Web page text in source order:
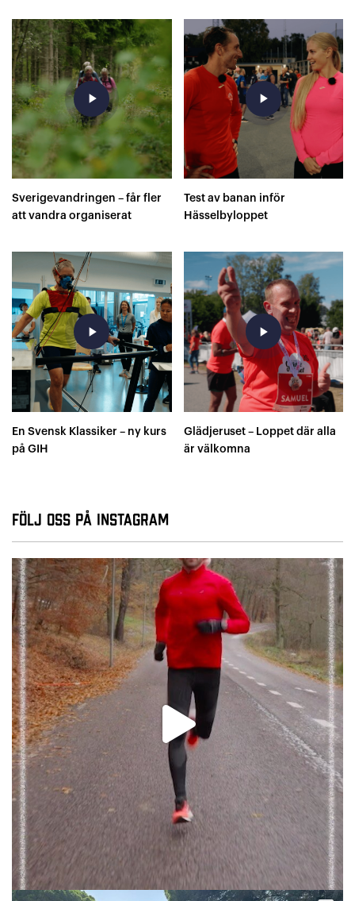
play_arrow
Sverigevandringen – får fler
att vandra organiserat
play_arrow
Test av banan inför
Hässelbyloppet
play_arrow
En Svensk Klassiker – ny kurs
på GIH
play_arrow
Glädjeruset – Loppet där alla
är välkomna
Följ oss på Instagram